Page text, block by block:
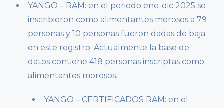
YANGO – RAM: en el periodo ene-dic 2025 se
inscribieron como alimentantes morosos a 79
personas y 10 personas fueron dadas de baja
en este registro. Actualmente la base de
datos contiene 418 personas inscriptas como
alimentantes morosos.
YANGO – CERTIFICADOS RAM: en el